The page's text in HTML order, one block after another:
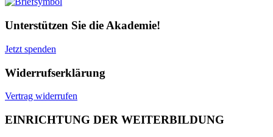
Unterstützen Sie die Akademie!
Jetzt spenden
Widerrufserklärung
Vertrag widerrufen
EINRICHTUNG DER WEITERBILDUNG